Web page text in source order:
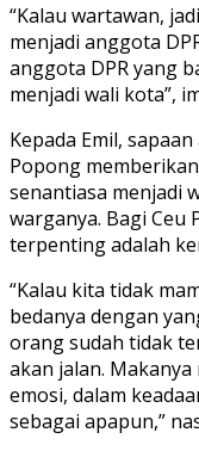
“Kalau wartawan,
menjadi anggota
anggota DPR yang
menjadi wali kota”,
Kepada Emil,
Popong
senantiasa menjadi
warganya. Bagi Ceu
terpenting adalah
“Kalau kita tidak
bedanya dengan
orang sudah tidak
akan jalan.
emosi, dalam
sebagai apapun,”